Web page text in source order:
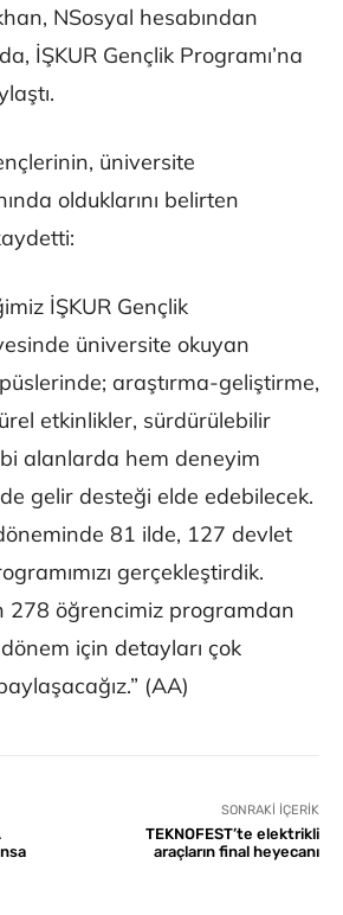
NSosyal hesabından
İŞKUR Gençlik Programı’na
üniversite
olduklarını belirten
İŞKUR Gençlik
üniversite okuyan
araştırma-geliştirme,
etkinlikler, sürdürülebilir
alanlarda hem deneyim
gelir desteği elde edebilecek.
81 ilde, 127 devlet
gerçekleştirdik.
278 öğrencimiz programdan
için detayları çok
(AA)
SONRAKI İÇERIK
TEKNOFEST’te elektrikli
araçların final heyecanı